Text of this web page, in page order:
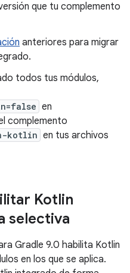
que tu complemento
anteriores para migrar
todos tus módulos,
en
complemento
kotlin en tus archivos
Kotlin
selectiva
Gradle 9.0 habilita Kotlin
en los que se aplica.